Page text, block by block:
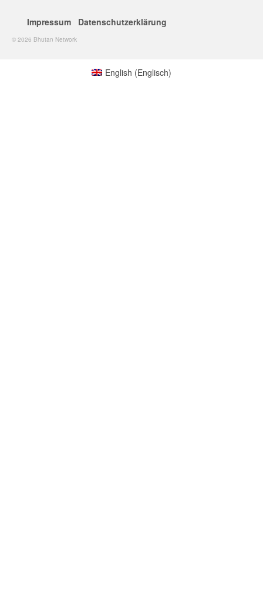
Impressum Datenschutzerklärung
© 2026 Bhutan Network
English (Englisch)